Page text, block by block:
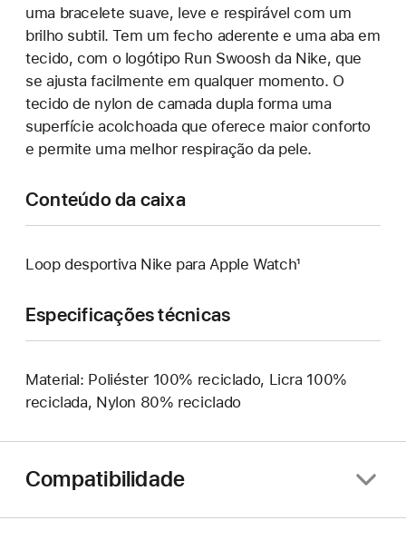
uma bracelete suave, leve e respirável com um
brilho subtil. Tem um fecho aderente e uma aba em
tecido, com o logótipo Run Swoosh da Nike, que
se ajusta facilmente em qualquer momento. O
tecido de nylon de camada dupla forma uma
superfície acolchoada que oferece maior conforto
e permite uma melhor respiração da pele.
Conteúdo da caixa
Loop desportiva Nike para Apple Watch¹
Especificações técnicas
Material: Poliéster 100% reciclado, Licra 100%
reciclada, Nylon 80% reciclado
Compatibilidade